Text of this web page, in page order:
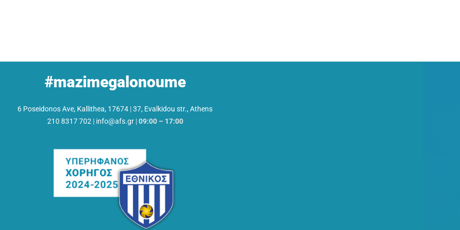
#mazimegalonoume
6 Poseidonos Ave, Kallithea, 17674 |37, Evalkidou str., Athens
210 8317 702 | info@afs.gr|09:00 – 17:00